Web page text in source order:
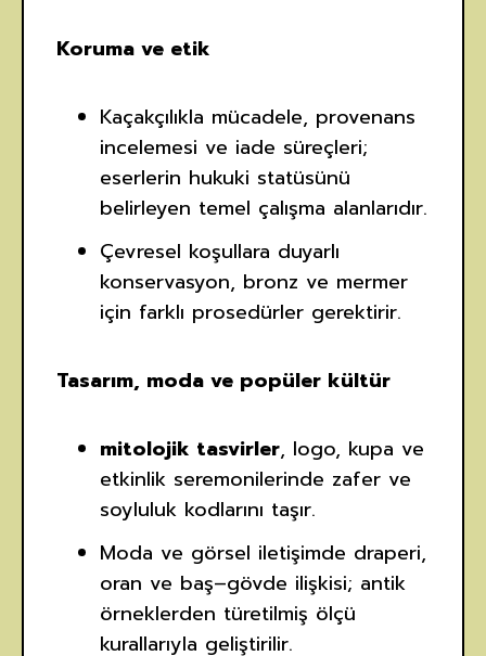
Koruma ve etik
Kaçakçılıkla mücadele, provenans
incelemesi ve iade süreçleri;
eserlerin hukuki statüsünü
belirleyen temel çalışma alanlarıdır.
Çevresel koşullara duyarlı
konservasyon, bronz ve mermer
için farklı prosedürler gerektirir.
Tasarım, moda ve popüler kültür
mitolojik tasvirler, logo, kupa ve
etkinlik seremonilerinde zafer ve
soyluluk kodlarını taşır.
Moda ve görsel iletişimde draperi,
oran ve baş–gövde ilişkisi; antik
örneklerden türetilmiş ölçü
kurallarıyla geliştirilir.